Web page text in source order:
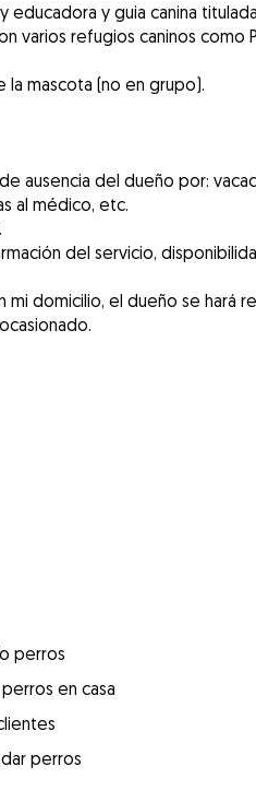
educadora y guia canina
varios refugios caninos como
mascota (no en grupo).
ausencia del dueño por:
al médico, etc.
del servicio,
domicilio, el dueño se hará
perros
en casa
perros